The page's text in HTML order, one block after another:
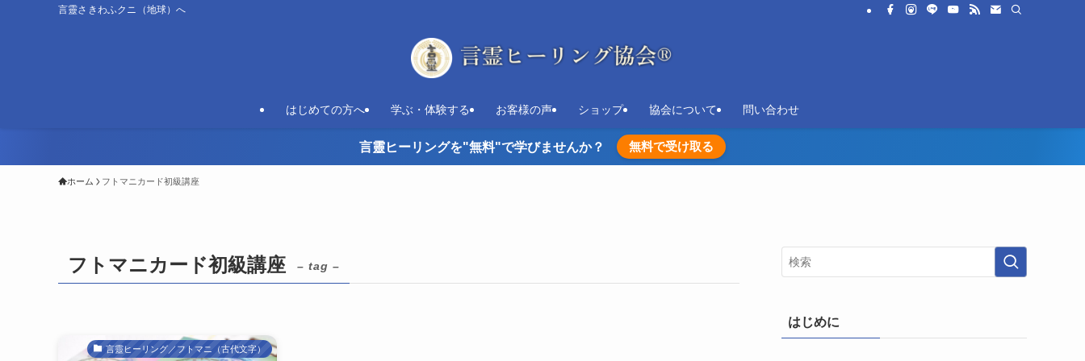
言靈さきわふクニ（地球）へ
はじめての方へ 学ぶ・体験する お客様の声 ショップ 協会について 問い合わせ
言靈ヒーリングを"無料"で学びませんか？ 無料で受け取る
ホーム フトマニカード初級講座
フトマニカード初級講座 – tag –
言靈ヒーリング／フトマニ（古代文字）
はじめに